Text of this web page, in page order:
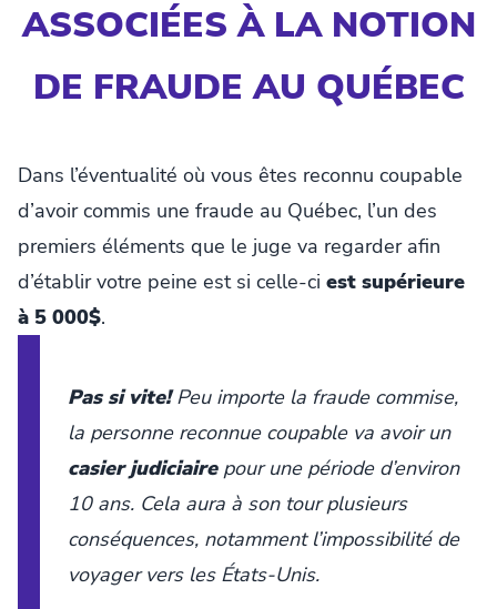
ASSOCIÉES À LA NOTION
DE FRAUDE AU QUÉBEC
Dans l’éventualité où vous êtes reconnu coupable
d’avoir commis une fraude au Québec, l’un des
premiers éléments que le juge va regarder afin
d’établir votre peine est si celle-ci est supérieure
à 5 000$.
Pas si vite!Peu importe la fraude commise,
la personne reconnue coupable va avoir un
casier judiciairepour une période d’environ
10 ans. Cela aura à son tour plusieurs
conséquences, notamment l’impossibilité de
voyager vers les États-Unis.